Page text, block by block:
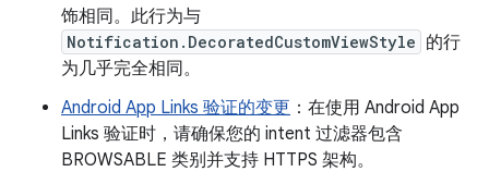
饰相同。此行为与
Notification.DecoratedCustomViewStyle 的行
为几乎完全相同。
Android App Links 验证的变更 ：在使用 Android App
Links 验证时，请确保您的 intent 过滤器包含
BROWSABLE 类别并支持 HTTPS 架构。